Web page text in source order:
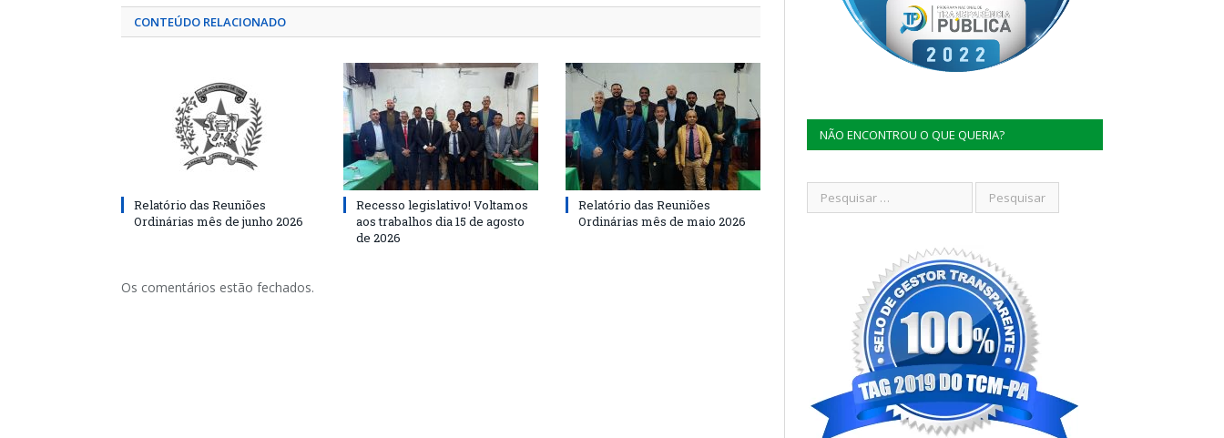
CONTEÚDO RELACIONADO
Relatório das Reuniões
Ordinárias mês de junho 2026
Recesso legislativo! Voltamos
aos trabalhos dia 15 de agosto
de 2026
Relatório das Reuniões
Ordinárias mês de maio 2026
Os comentários estão fechados.
NÃO ENCONTROU O QUE QUERIA?